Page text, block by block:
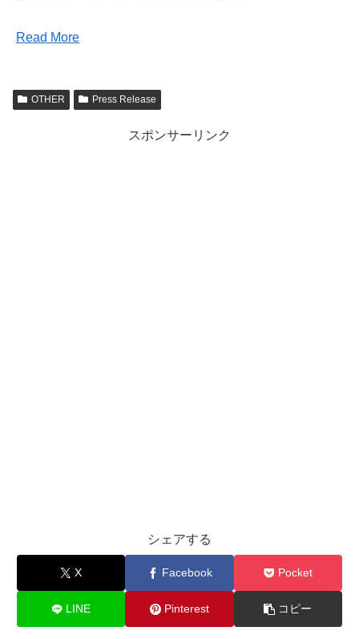
Read More
OTHER Press Release
スポンサーリンク
シェアする
X Facebook Pocket
LINE Pinterest コピー